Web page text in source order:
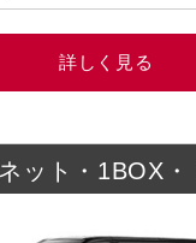
詳しく見る
ネット・1BOX